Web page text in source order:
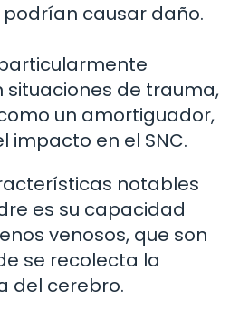
podrían causar daño.
de trauma,
un amortiguador,
impacto en el SNC.
notables
es su capacidad
venosos, que son
se recolecta la
del cerebro.